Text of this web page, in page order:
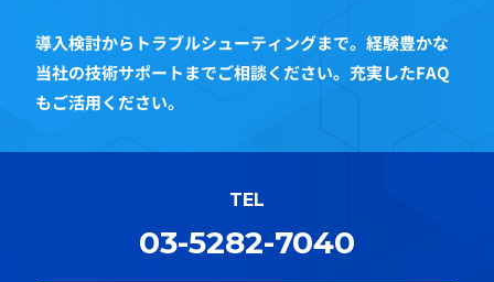
導入検討からトラブルシューティングまで。経験豊かな
当社の技術サポートまでご相談ください。充実したFAQ
もご活用ください。
TEL
03-5282-7040